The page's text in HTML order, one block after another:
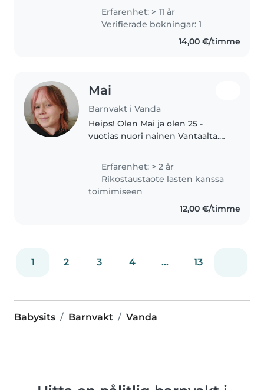
Kokemusta on erilaisista lapsista
ja ikäisistä. Lasten kanssa voin
tehdä monipuolisesti asioita
Erfarenhet: > 11 år
Verifierade bokningar: 1
14,00 €/timme
Mai
Barnvakt i Vanda
Heips! Olen Mai ja olen 25 -
vuotias nuori nainen Vantaalta.
Varhaiskasvatuksen opettajaksi.
(english introduction under
finnish) Hieman taustaani..
Erfarenhet: > 2 år
Rikostaustaote lasten kanssa
toimimiseen
12,00 €/timme
1 2 3 4 ... 13
Babysits Barnvakt Vanda